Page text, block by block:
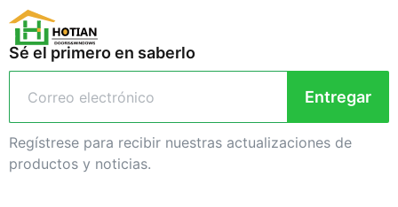
Sé el primero en saberlo
Entregar
Regístrese para recibir nuestras actualizaciones de
productos y noticias.